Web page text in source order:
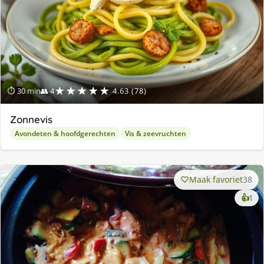
⏱ 30 min👥 4★★★★★ 4.63 (78)
Zonnevis
Avondeten & hoofdgerechten Vis & zeevruchten
Maak favoriet38
👍1